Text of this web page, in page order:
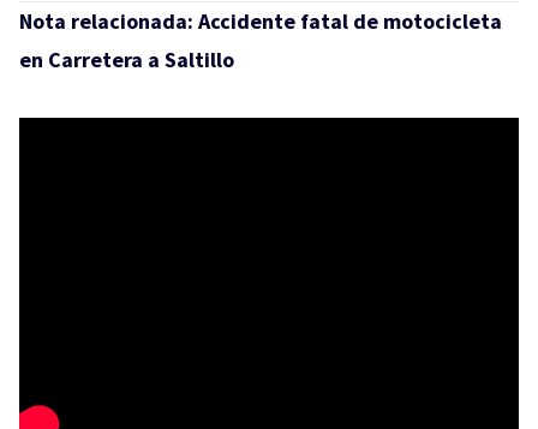
Nota relacionada: Accidente fatal de motocicleta
en Carretera a Saltillo